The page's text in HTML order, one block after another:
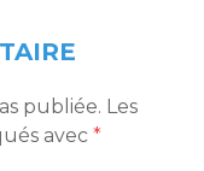
publiée. Les
avec *